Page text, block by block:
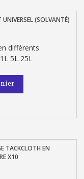
(SOLVANTÉ)
différents
5L 25L
TACKCLOTH EN
X10